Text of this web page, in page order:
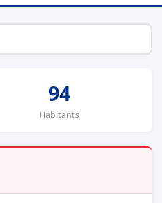
94
Habitants